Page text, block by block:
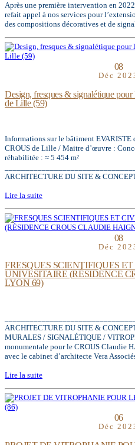
Après une première intervention en
refait appel à nos services pour
des compositions décoratives et de
08
Déc
Design, fresques & signalétique
de Lille (59)
Informations sur le bâtiment
CROUS de Lille / Maitre d’œuvre :
réhabilitée : ≈ 5 454 m²
ARCHITECTURE DU SITE &
Lire la suite
08
Déc
FRESQUES SCIENTIFIQUES
UNIVESITAIRE (RÉSIDENCE
LYON 69)
ARCHITECTURE DU SITE &
MURALES / SIGNALÉTIQUE /
monumentale pour le CROUS Claudie
avec le cabinet d’architecte Vera
Lire la suite
06
Déc